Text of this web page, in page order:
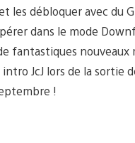
les débloquer avec du
dans le mode
fantastiques nouveaux
JcJ lors de la sortie
!